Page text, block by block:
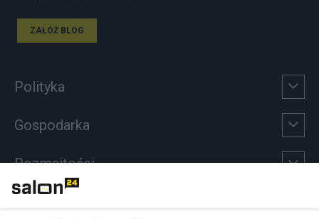
ZAŁÓŻ BLOG
Polityka
Gospodarka
Rozmaitości